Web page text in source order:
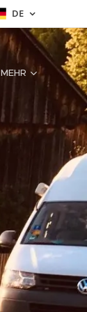
DE
MEHR